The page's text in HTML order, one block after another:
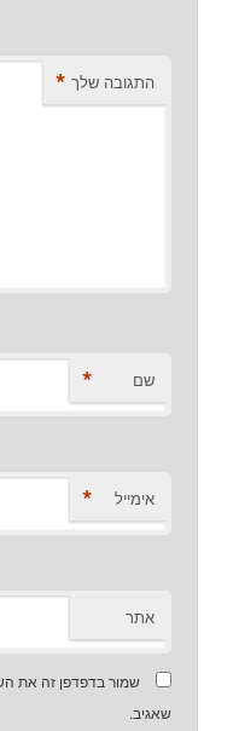
התגובה שלך *
שם *
אימייל *
אתר
שמור בדפדפן זה את
שאגיב.